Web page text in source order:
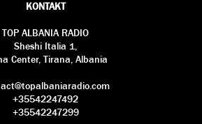
KONTAKT
TOP ALBANIA RADIO
Sheshi Italia 1,
Center, Tirana, Albania
+35542247492
+35542247299